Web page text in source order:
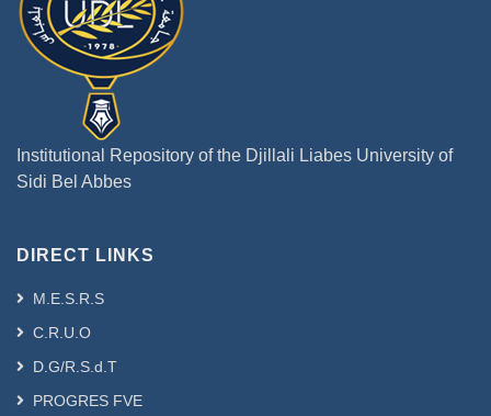
Institutional Repository of the Djillali Liabes University of
Sidi Bel Abbes
DIRECT LINKS
M.E.S.R.S
C.R.U.O
D.G/R.S.d.T
PROGRES FVE